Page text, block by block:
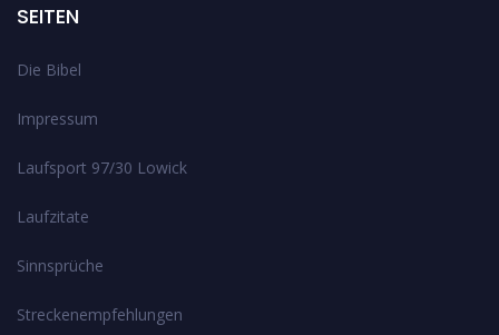
SEITEN
Die Bibel
Impressum
Laufsport 97/30 Lowick
Laufzitate
Sinnsprüche
Streckenempfehlungen